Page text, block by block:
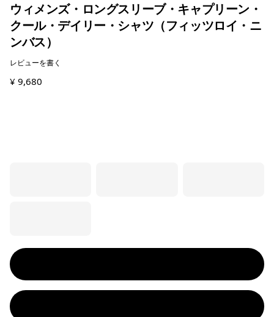
ウィメンズ・ロングスリーブ・キャプリーン・
クール・デイリー・シャツ（フィッツロイ・ニ
ンバス）
レビューを書く
¥ 9,680